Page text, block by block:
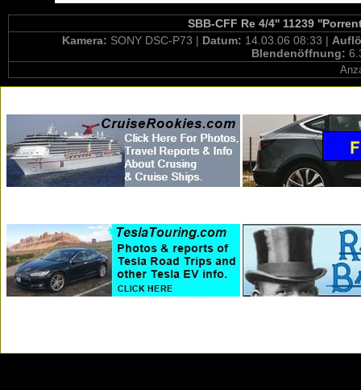
SBB-CFF Re 4/4'' 11239
Kamera: SONY DSC-P73 | Datum: 14.03.06 08:33 |
Blendenöffnung: